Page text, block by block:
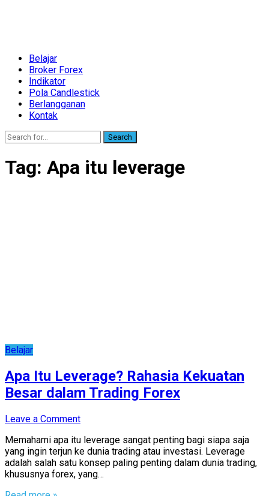
Belajar
Broker Forex
Indikator
Pola Candlestick
Berlangganan
Kontak
Search
Tag: Apa itu leverage
Belajar
Apa Itu Leverage? Rahasia Kekuatan
Besar dalam Trading Forex
Leave a Comment
Memahami apa itu leverage sangat penting bagi siapa saja
yang ingin terjun ke dunia trading atau investasi. Leverage
adalah salah satu konsep paling penting dalam dunia trading,
khususnya forex, yang…